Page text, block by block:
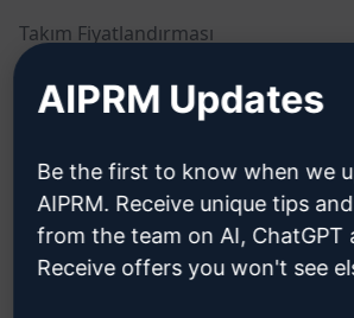
Takım Fiyatlandırması
(en)
Blog (en)
YASAL
Gizlilik Politikası (en)
Nasıl
AIPRM Updates
Be the first to know when we
AIPRM. Receive unique tips
from the team on AI, ChatGPT
Receive offers you won't see